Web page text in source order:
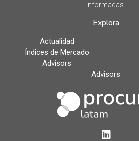
informadas.
Explora
Actualidad
Índices de Mercado
Advisors
Advisors
LinkedIn